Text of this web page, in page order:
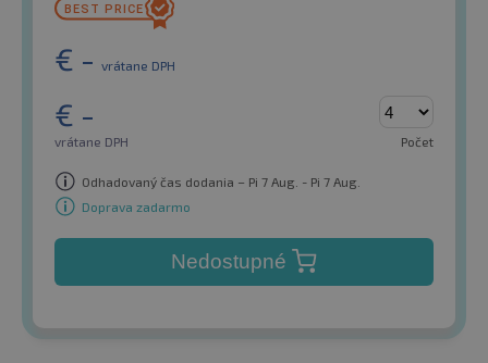
€ - vrátane DPH
€ -
vrátane DPH Počet
Odhadovaný čas dodania – Pi 7 Aug. - Pi 7 Aug.
Doprava zadarmo
Nedostupné